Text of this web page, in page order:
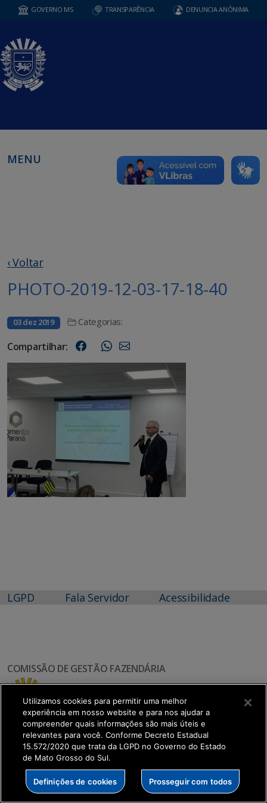
GOVERNO MS TRANSPARÊNCIA DENUNCIA ANÔNIMA
MENU
‹ Voltar
PHOTO-2019-12-03-17-18-40
03 dez 2019 Categorias:
Compartilhar:
LGPD Fala Servidor Acessibilidade
COMISSÃO DE GESTÃO FAZENDÁRIA
SETDIG | Secretaria-Executiva de Transformação
Digital
Utilizamos cookies para permitir uma melhor
experiência em nosso website e para nos ajudar a
compreender quais informações são mais úteis e
relevantes para você. Conforme Decreto Estadual
15.572/2020 que trata da LGPD no Governo do Estado
de Mato Grosso do Sul.
Definições de cookies Prosseguir com todos